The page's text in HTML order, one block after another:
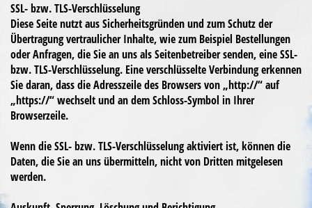
SSL- bzw. TLS-Verschlüsselung
Diese Seite nutzt aus Sicherheitsgründen und zum Schutz der
Übertragung vertraulicher Inhalte, wie zum Beispiel Bestellungen
oder Anfragen, die Sie an uns als Seitenbetreiber senden, eine SSL-
bzw. TLS-Verschlüsselung. Eine verschlüsselte Verbindung erkennen
Sie daran, dass die Adresszeile des Browsers von „http://“ auf
„https://“ wechselt und an dem Schloss-Symbol in Ihrer
Browserzeile.
Wenn die SSL- bzw. TLS-Verschlüsselung aktiviert ist, können die
Daten, die Sie an uns übermitteln, nicht von Dritten mitgelesen
werden.